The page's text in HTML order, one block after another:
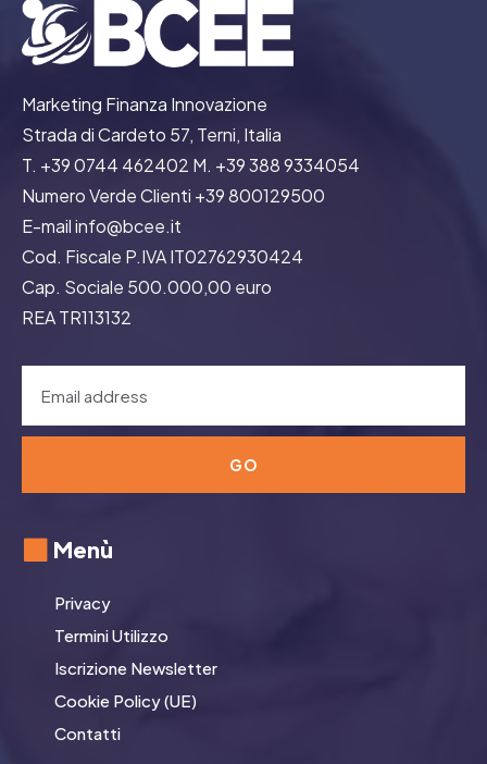
Marketing Finanza Innovazione
Strada di Cardeto 57, Terni, Italia
T. +39 0744 462402 M. +39 388 9334054
Numero Verde Clienti +39 800129500
E-mail info@bcee.it
Cod. Fiscale P.IVA IT02762930424
Cap. Sociale 500.000,00 euro
REA TR113132
GO
Menù
Privacy
Termini Utilizzo
Iscrizione Newsletter
Cookie Policy (UE)
Contatti